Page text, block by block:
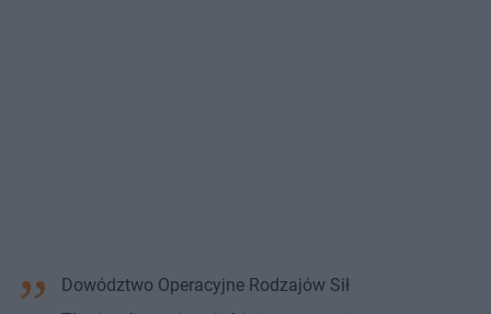
Dowództwo Operacyjne Rodzajów Sił